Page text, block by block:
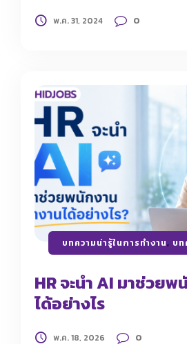
พ.ค. 31, 2024 0
บทความน่ารู้ในการทำงาน, บท
HR จะนำ AI มาช่วยพ
ได้อย่างไร
พ.ค. 18, 2026 0